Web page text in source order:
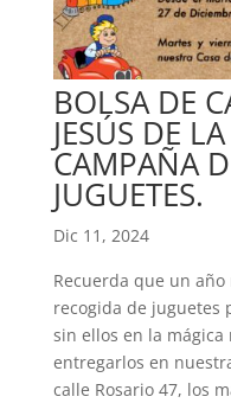
BOLSA DE
JESÚS DE
CAMPAÑA
JUGUETES.
Dic 11, 2024
Recuerda que un
recogida de juguetes
sin ellos en la mágica
entregarlos en
calle Rosario 47, los